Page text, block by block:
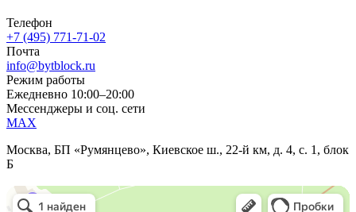
Телефон
+7 (495) 771-71-02
Почта
info@bytblock.ru
Режим работы
Ежедневно 10:00–20:00
Мессенджеры и соц. сети
MAX
Москва, БП «Румянцево», Киевское ш., 22-й км, д. 4, с. 1, блок
Б